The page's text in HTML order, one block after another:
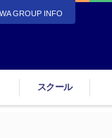
GROUP INFO
スクール